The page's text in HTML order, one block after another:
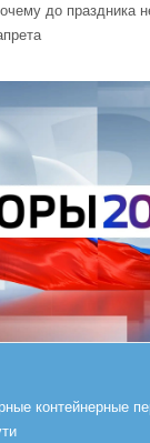
до праздника
контейнерные